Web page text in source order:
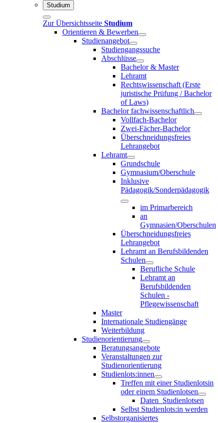
Studium
Zur Übersichtsseite Studium
Orientieren & Bewerben
Studienangebot
Studiengangssuche
Abschlüsse
Bachelor & Master
Lehramt
Rechtswissenschaft (Erste
juristische Prüfung / Bachelor
of Laws)
Bachelor fachwissenschaftlich
Vollfach-Bachelor
Zwei-Fächer-Bachelor
Überschneidungsfreies
Lehrangebot
Lehramt
Grundschule
Gymnasium/Oberschule
Inklusive
Pädagogik/Sonderpädagogik
im Primarbereich
an
Gymnasien/Oberschulen
Überschneidungsfreies
Lehrangebot
Lehramt an Berufsbildenden
Schulen
Berufliche Schule
Lehramt an
Berufsbildenden
Schulen -
Pflegewissenschaft
Master
Internationale Studiengänge
Weiterbildung
Studienorientierung
Beratungsangebote
Veranstaltungen zur
Studienorientierung
Studienlots:innen
Treffen mit einer Studienlotsin
oder einem Studienlotsen
Daten_Studienlotsen
Selbst Studienlots:in werden
Selbstorganisiertes